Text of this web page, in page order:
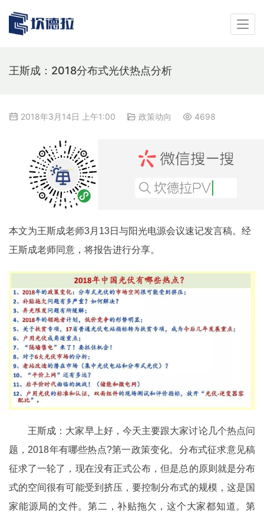
王斯成：2018分布式光伏热点分析
2018年3月14日 上午1:00 政策动向 4698
本文为王斯成老师3月13日与阳光电源会议速记发言稿。 经
王斯成老师同意，将报告进行分享。
王斯成：大家早上好，今天主要跟大家讨论几个热点问
题，2018年有哪些热点?第一政策变化。分布式征求意见稿
征求了一轮了，现在没有正式公布，但是总的原则就是分布
式的空间很有可能受到挤压，要控制分布式的规模，这是国
家能源局的文件。第二，补贴拖欠，这个大家都知道。第